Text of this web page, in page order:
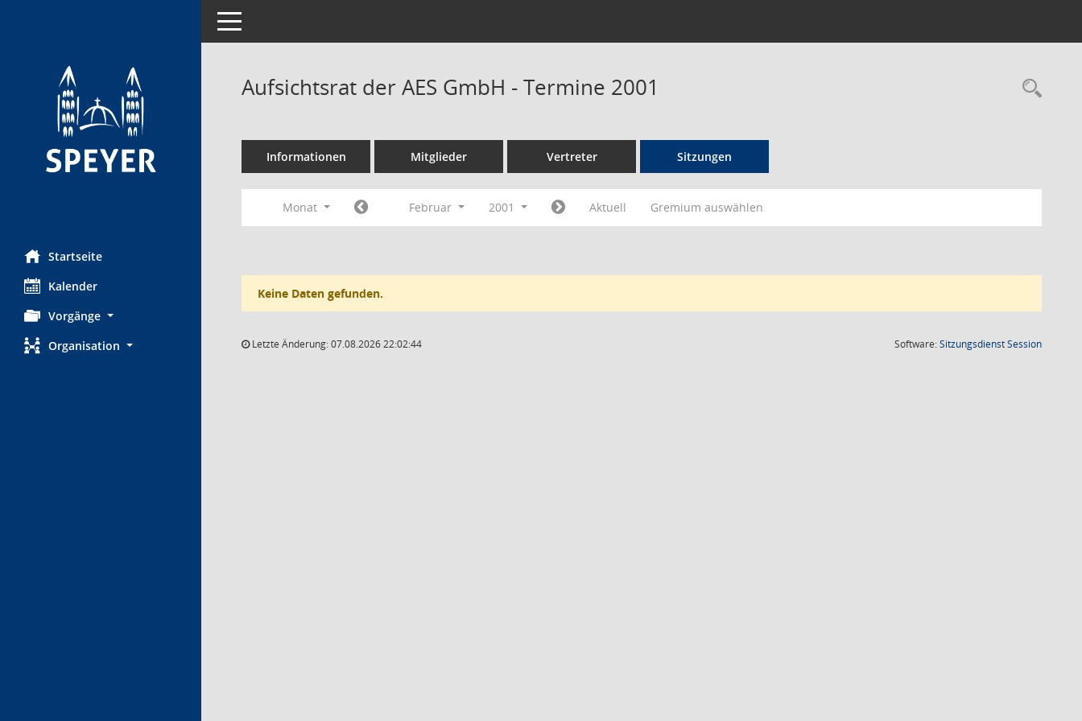
Startseite
Kalender
Vorgänge
Organisation
Toggle navigation
Aufsichtsrat der AES GmbH - Termine 2001
Informationen Mitglieder Vertreter Sitzungen
Monat Februar 2001 Aktuell Gremium auswählen
Keine Daten gefunden.
Letzte Änderung: 07.08.2026 22:02:44 Software:SitzungsdienstSession(Wird in